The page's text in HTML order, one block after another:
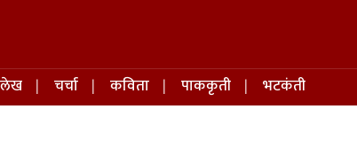
लेख चर्चा कविता पाककृती
भटकंती